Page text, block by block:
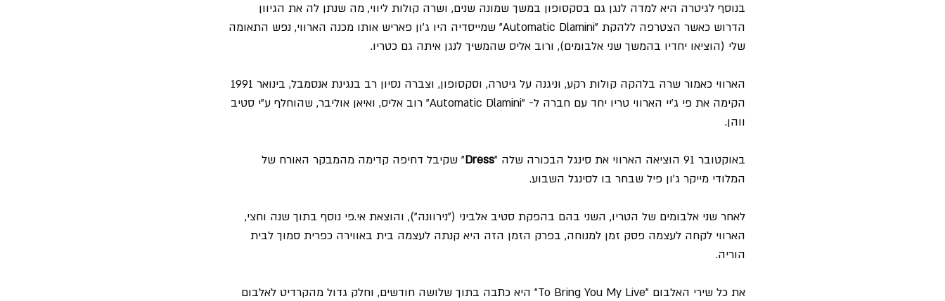
בנוסף לגיטרה היא למדה לנגן גם בסקסופון במשך שמונה שנים, ושרה קולות ליווי, מה שנתן לה את הגיוון
הדרוש כאשר הצטרפה ללהקת "Automatic Dlamini" שמייסדיה היו ג'ון פאריש אותו מכנה הארווי, נפש התאומה
שלי (הוציאו יחדיו בהמשך שני אלבומים), ורוב אליס שהמשיך לנגן איתה גם כטריו.
הקימה את פי ג'יי הארווי טריו יחד עם חברה ל- "Automatic Dlamini" רוב אליס, ואיאן אוליבר, שהוחלף ע"י סטיב
ווהן.
באוקטובר 91 הוציאה הארווי את סינגל הבכורה שלה " Dress" שקיבל דחיפה קדימה מהמבקר האורח של
המלודי מייקר ג'ון פיל שבחר בו לסינגל השבוע.
לאחר שני אלבומים של הטריו, השני בהם בהפקת סטיב אלביני ("נירוונה"), והוצאת אי.פי נוסף בתוך שנה וחצי,
הארווי לקחה לעצמה פסק זמן למנוחה, בפרק הזמן הזה היא קנתה לעצמה בית באווירה כפרית סמוך לבית
הוריה.
את כל שירי האלבום "To Bring You My Live" היא כתבה בתוך שלושה חודשים, וחלק גדול מהקרדיט לאלבום